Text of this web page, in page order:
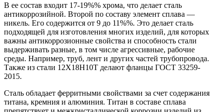
В ее состав входит 17-19%% хрома, что делает сталь
антикоррозийной. Второй по составу элемент сплава —
никель. Его содержится от 9 до 11%%. Это делает сталь
подходящей для изготовления многих изделий, для которых
важны антикоррозионные свойства и способность стали
выдерживать разные, в том числе агрессивные, рабочие
среды. Например, труб, лент и других частей трубопровода.
Также из стали 12Х18Н10Т делают фланцы ГОСТ 33259-
2015.
Сталь обладает ферритными свойствами за счет содержания
титана, кремния и алюминия. Титан в составе сплава